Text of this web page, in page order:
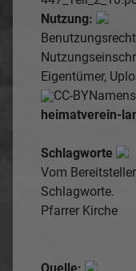
Nutzung:
Eigentümer,
CC-BY
heimatverein-
Schlagworte
Vom
Schlagworte.
Pfarrer Kirche
Quelle: